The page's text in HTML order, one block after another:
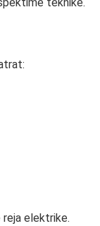
reja elektrike.